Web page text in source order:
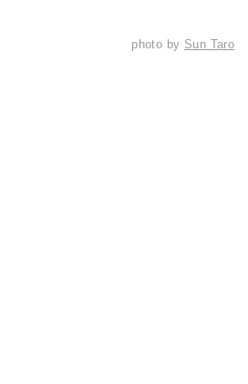
photo by Sun Taro